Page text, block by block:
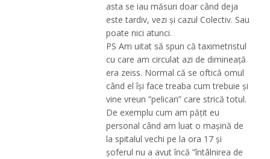
asta se iau măsuri doar când deja
este tardiv, vezi și cazul Colectiv. Sau
poate nici atunci.
PS Am uitat să spun că taximetristul
cu care am circulat azi de dimineață
era zeiss. Normal că se oftică omul
când el își face treaba cum trebuie și
vine vreun ”pelican” care strică totul.
De exemplu cum am pățit eu
personal când am luat o mașină de
la spitalul vechi pe la ora 17 și
șoferul nu a avut încă ”întâlnirea de